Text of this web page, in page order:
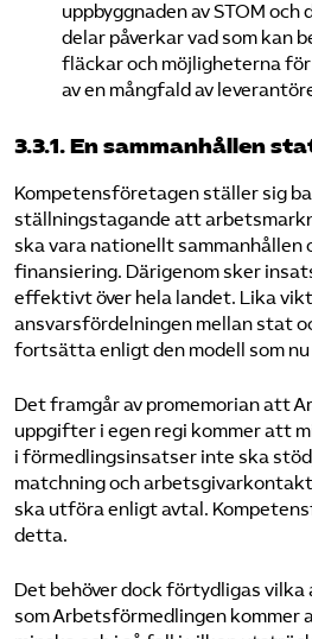
uppbyggnaden av STOM
delar påverkar vad som kan
fläckar och möjligheterna
av en mångfald av
3.3.1. En sammanhållen
Kompetensföretagen ställer sig
ställningstagande att
ska vara nationellt sammanhållen
finansiering. Därigenom sker
effektivt över hela landet. Lika
ansvarsfördelningen mellan stat
fortsätta enligt den modell som nu
Det framgår av promemorian att
uppgifter i egen regi kommer att
i förmedlingsinsatser inte ska
matchning och
ska utföra enligt avtal.
detta.
Det behöver dock förtydligas vilka
som Arbetsförmedlingen kommer